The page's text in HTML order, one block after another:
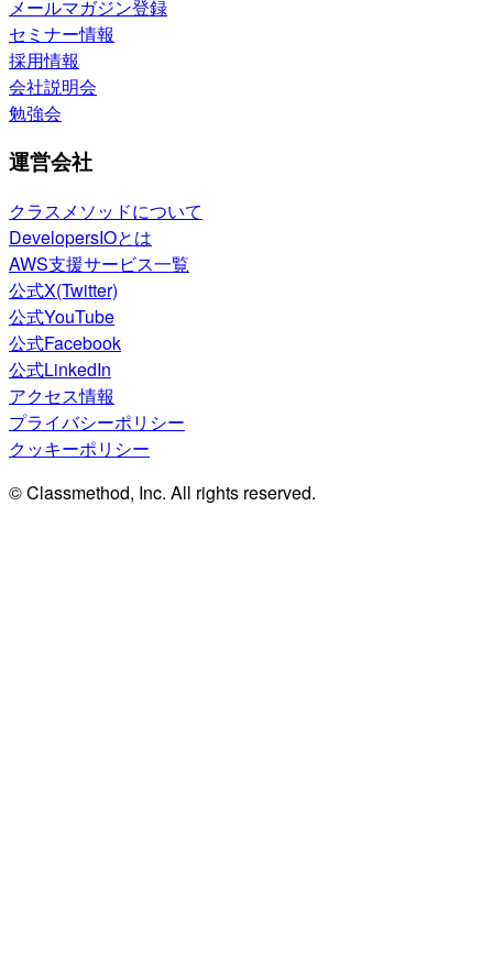
メールマガジン登録
セミナー情報
採用情報
会社説明会
勉強会
運営会社
クラスメソッドについて
DevelopersIOとは
AWS支援サービス一覧
公式X(Twitter)
公式YouTube
公式Facebook
公式LinkedIn
アクセス情報
プライバシーポリシー
クッキーポリシー
© Classmethod, Inc. All rights reserved.